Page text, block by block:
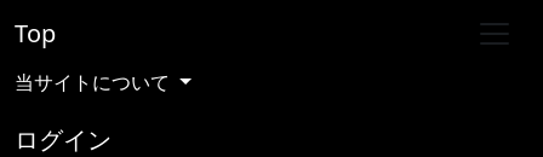
Top
当サイトについて
ログイン